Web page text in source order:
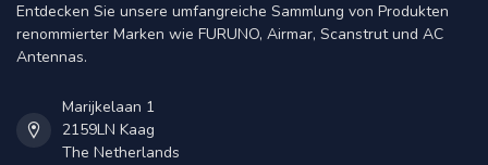
Entdecken Sie unsere umfangreiche Sammlung von Produkten
renommierter Marken wie FURUNO, Airmar, Scanstrut und AC
Antennas.
Marijkelaan 1
2159LN Kaag
The Netherlands